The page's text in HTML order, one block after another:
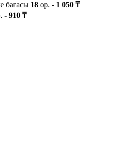
бағасы 18 ор. - 1 050 ₸
- 910 ₸